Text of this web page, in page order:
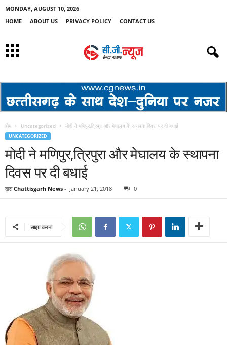
MONDAY, AUGUST 10, 2026
HOME
ABOUT US PRIVACY POLICY CONTACT US
होम Uncategorized मोदी ने मणिपुर,त्रिपुरा और मेघालय के स्थापना दिवस पर दी बधाई
UNCATEGORIZED
मोदी ने मणिपुर,त्रिपुरा और मेघालय के स्थापना
दिवस पर दी बधाई
द्वारा Chattisgarh News - January 21, 2018 0
साझा करना